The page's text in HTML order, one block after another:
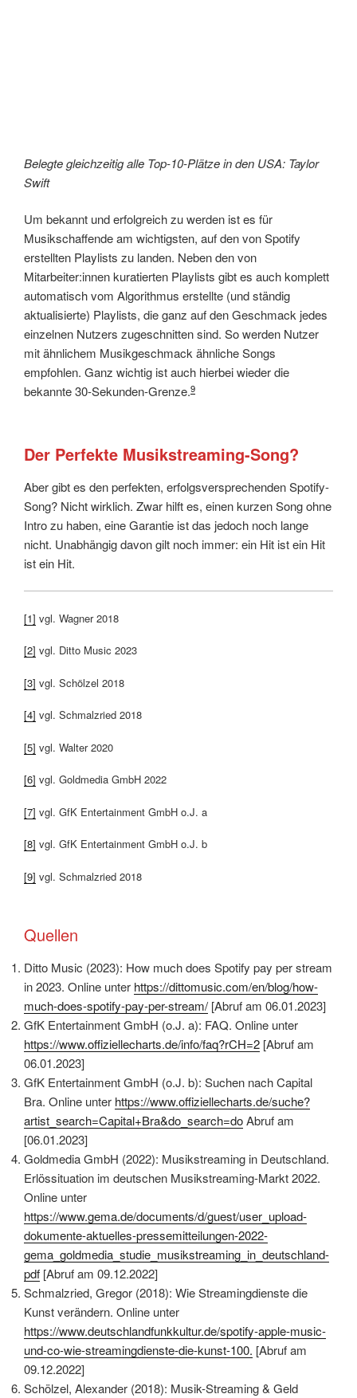
Belegte gleichzeitig alle Top-10-Plätze in den USA: Taylor
Swift
Um bekannt und erfolgreich zu werden ist es für
Musikschaffende am wichtigsten, auf den von Spotify
erstellten Playlists zu landen. Neben den von
Mitarbeiter:innen kuratierten Playlists gibt es auch komplett
automatisch vom Algorithmus erstellte (und ständig
aktualisierte) Playlists, die ganz auf den Geschmack jedes
einzelnen Nutzers zugeschnitten sind. So werden Nutzer
mit ähnlichem Musikgeschmack ähnliche Songs
empfohlen. Ganz wichtig ist auch hierbei wieder die
bekannte 30-Sekunden-Grenze.9
Der Perfekte Musikstreaming-Song?
Aber gibt es den perfekten, erfolgsversprechenden Spotify-
Song? Nicht wirklich. Zwar hilft es, einen kurzen Song ohne
Intro zu haben, eine Garantie ist das jedoch noch lange
nicht. Unabhängig davon gilt noch immer: ein Hit ist ein Hit
ist ein Hit.
[1] vgl. Wagner 2018
[2] vgl. Ditto Music 2023
[3] vgl. Schölzel 2018
[4] vgl. Schmalzried 2018
[5] vgl. Walter 2020
[6] vgl. Goldmedia GmbH 2022
[7] vgl. GfK Entertainment GmbH o.J. a
[8] vgl. GfK Entertainment GmbH o.J. b
[9] vgl. Schmalzried 2018
Quellen
Ditto Music (2023): How much does Spotify pay per stream
in 2023. Online unter https://dittomusic.com/en/blog/how-
much-does-spotify-pay-per-stream/ [Abruf am 06.01.2023]
GfK Entertainment GmbH (o.J. a): FAQ. Online unter
https://www.offiziellecharts.de/info/faq?rCH=2 [Abruf am
06.01.2023]
GfK Entertainment GmbH (o.J. b): Suchen nach Capital
Bra. Online unter https://www.offiziellecharts.de/suche?
artist_search=Capital+Bra&do_search=doAbruf am
[06.01.2023]
Goldmedia GmbH (2022): Musikstreaming in Deutschland.
Erlössituation im deutschen Musikstreaming-Markt 2022.
Online unter
https://www.gema.de/documents/d/guest/user_upload-
dokumente-aktuelles-pressemitteilungen-2022-
gema_goldmedia_studie_musikstreaming_in_deutschland-
pdf [Abruf am 09.12.2022]
Schmalzried, Gregor (2018): Wie Streamingdienste die
Kunst verändern. Online unter
https://www.deutschlandfunkkultur.de/spotify-apple-music-
und-co-wie-streamingdienste-die-kunst-100. [Abruf am
09.12.2022]
Schölzel, Alexander (2018): Musik-Streaming & Geld